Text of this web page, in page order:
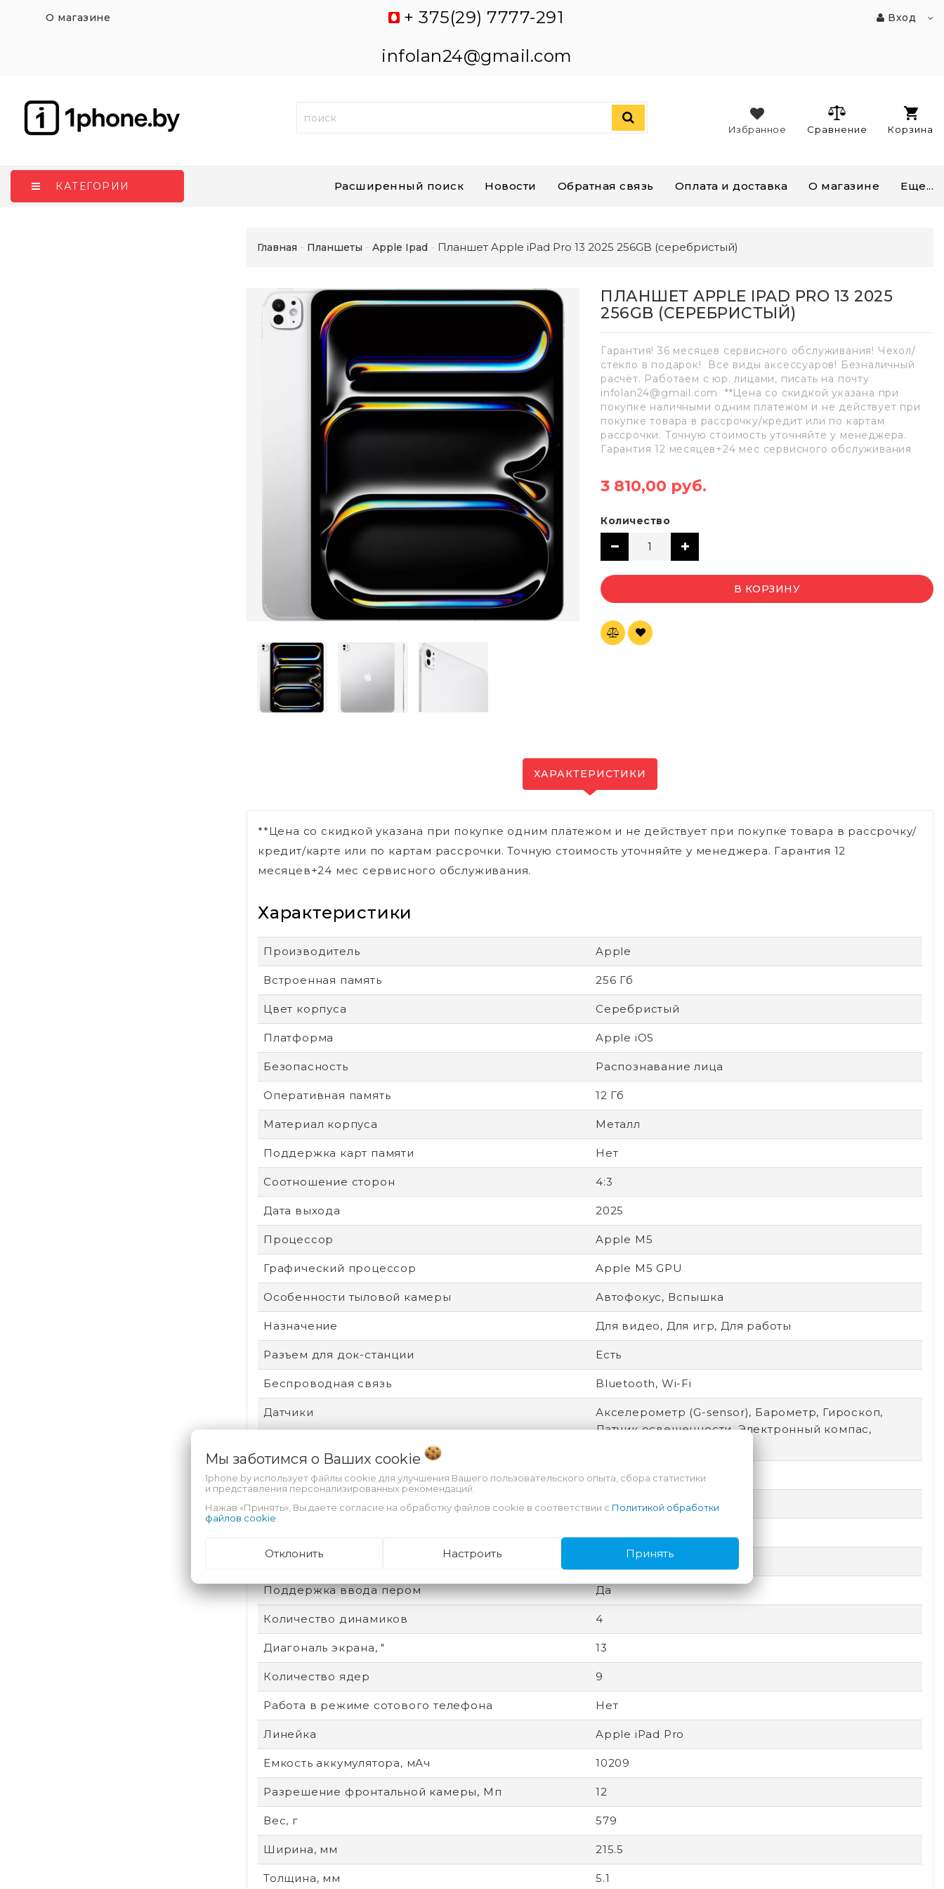
О магазине
+ 375(29) 7777-291
infolan24@gmail.com
Вход
Корзина
Сравнение
Избранное
КАТЕГОРИИ Расширенный поиск Новости Обратная связь Оплата и доставка О магазине Еще...
Главная Планшеты Apple Ipad Планшет Apple iPad Pro 13 2025 256GB (серебристый)
ПЛАНШЕТ APPLE IPAD PRO 13 2025
256GB (СЕРЕБРИСТЫЙ)
Гарантия! 36 месяцев сервисного обслуживания! Чехол/
стекло в подарок! Все виды аксессуаров! Безналичный
расчёт. Работаем с юр. лицами, писать на почту
infolan24@gmail.com **Цена со скидкой указана при
покупке наличными одним платежом и не действует при
покупке товара в рассрочку/кредит или по картам
рассрочки. Точную стоимость уточняйте у менеджера.
Гарантия 12 месяцев+24 мес сервисного обслуживания
3 810,00 руб.
Количество
В КОРЗИНУ
ХАРАКТЕРИСТИКИ
**Цена со скидкой указана при покупке одним платежом и не действует при покупке товара в рассрочку/
кредит/карте или по картам рассрочки. Точную стоимость уточняйте у менеджера. Гарантия 12
месяцев+24 мес сервисного обслуживания.
Характеристики
Производитель Apple
Встроенная память 256 Гб
Цвет корпуса Серебристый
Платформа Apple iOS
Безопасность Распознавание лица
Оперативная память 12 Гб
Материал корпуса Металл
Поддержка карт памяти Нет
Соотношение сторон 4:3
Дата выхода 2025
Процессор Apple M5
Графический процессор Apple M5 GPU
Особенности тыловой камеры Автофокус, Вспышка
Назначение Для видео, Для игр, Для работы
Разъем для док-станции Есть
Беспроводная связь Bluetooth, Wi-Fi
Датчики
Акселерометр (G-sensor), Барометр, Гироскоп,
Датчик освещенности, Электронный компас,
Разрешение экрана 2752x2064
Тип матрицы экрана OLED
Интерфейсы USB Type-C, Thunderbolt
Поддержка ввода пером Да
Количество динамиков 4
Диагональ экрана, " 13
Количество ядер 9
Работа в режиме сотового телефона Нет
Линейка Apple iPad Pro
Емкость аккумулятора, мАч 10209
Разрешение фронтальной камеры, Мп 12
Вес, г 579
Ширина, мм 215.5
Толщина, мм 5.1
Мы заботимся о Ваших cookie
1phone.by использует файлы cookie для улучшения Вашего пользовательского опыта, сбора статистики
и представления персонализированных рекомендаций.
Нажав «Принять», Вы даете согласие на обработку файлов cookie в соответствии с Политикой обработки
файлов cookie
Отклонить Настроить Принять